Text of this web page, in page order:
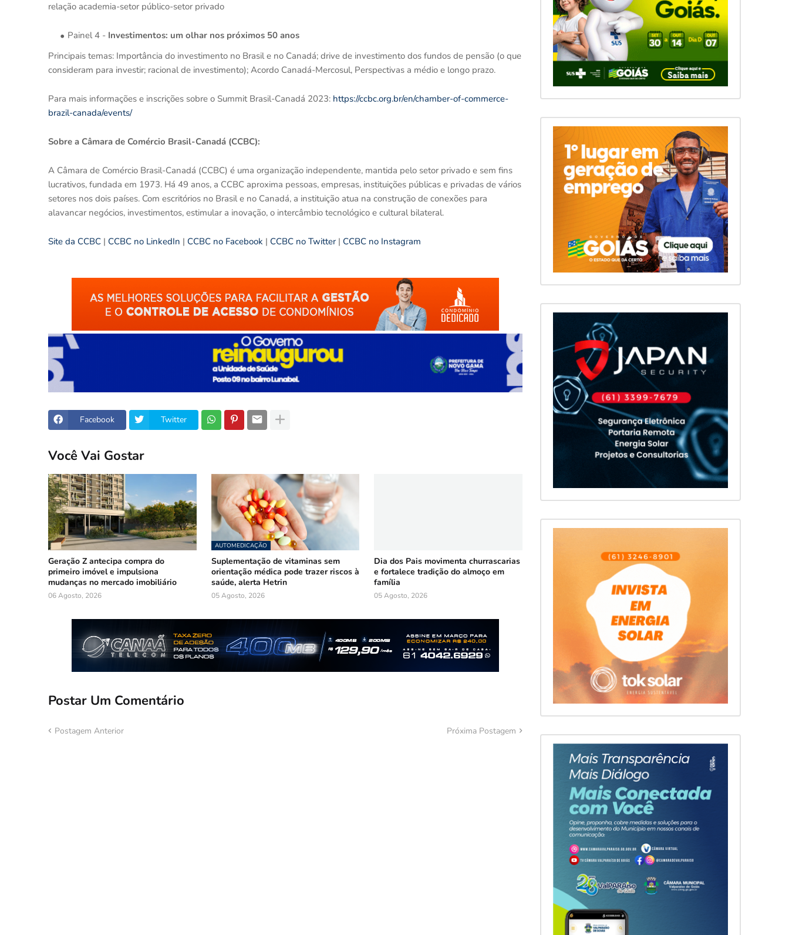
relação academia-setor público-setor privado
Painel 4 - Investimentos: um olhar nos próximos 50 anos
Principais temas: Importância do investimento no Brasil e no Canadá; drive de investimento dos fundos de pensão (o que
consideram para investir; racional de investimento); Acordo Canadá-Mercosul, Perspectivas a médio e longo prazo.
Para mais informações e inscrições sobre o Summit Brasil-Canadá 2023: https://ccbc.org.br/en/chamber-of-commerce-
brazil-canada/events/
Sobre a Câmara de Comércio Brasil-Canadá (CCBC):
A Câmara de Comércio Brasil-Canadá (CCBC) é uma organização independente, mantida pelo setor privado e sem fins
lucrativos, fundada em 1973. Há 49 anos, a CCBC aproxima pessoas, empresas, instituições públicas e privadas de vários
setores nos dois países. Com escritórios no Brasil e no Canadá, a instituição atua na construção de conexões para
alavancar negócios, investimentos, estimular a inovação, o intercâmbio tecnológico e cultural bilateral.
Site da CCBC | CCBC no LinkedIn | CCBC no Facebook | CCBC no Twitter| CCBC no Instagram
Facebook Twitter
Você Vai Gostar
Geração Z antecipa compra do
primeiro imóvel e impulsiona
mudanças no mercado imobiliário
06 Agosto, 2026
AUTOMEDICAÇÃO
Suplementação de vitaminas sem
orientação médica pode trazer riscos à
saúde, alerta Hetrin
05 Agosto, 2026
Dia dos Pais movimenta churrascarias
e fortalece tradição do almoço em
família
05 Agosto, 2026
Postar Um Comentário
Postagem Anterior Próxima Postagem